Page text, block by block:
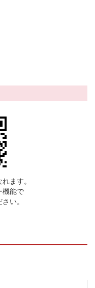
ます。
機能で
い。